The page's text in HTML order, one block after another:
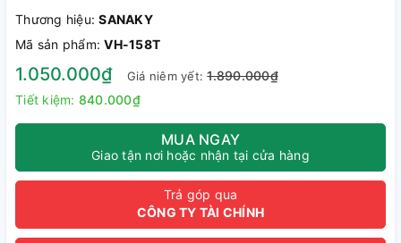
Thương hiệu:SANAKY
Mã sản phẩm:VH-158T
1.050.000₫ Giá niêm yết:1.890.000₫
Tiết kiệm: 840.000₫
MUA NGAY
Giao tận nơi hoặc nhận tại cửa hàng
Trả góp qua
CÔNG TY TÀI CHÍNH